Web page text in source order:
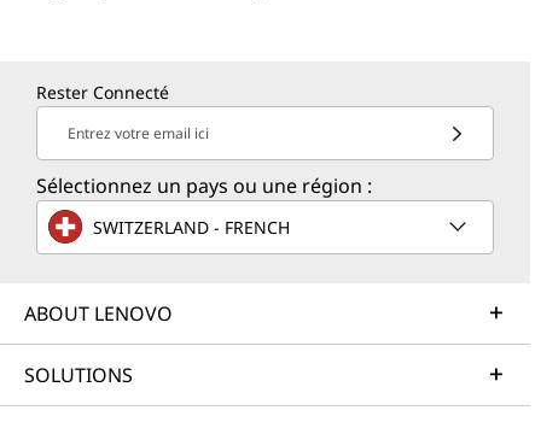
Rester Connecté
Entrez votre email ici
Sélectionnez un pays ou une région :
SWITZERLAND - FRENCH
ABOUT LENOVO
SOLUTIONS